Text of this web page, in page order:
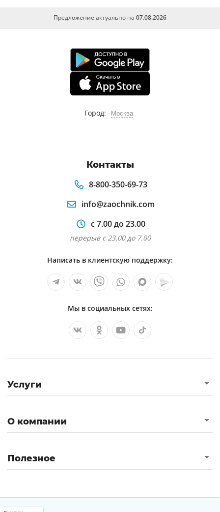
Предложение актуально на 07.08.2026
Город: Москва
Контакты
8-800-350-69-73
info@zaochnik.com
с 7.00 до 23.00
перерыв с 23.00 до 7.00
Написать в клиентскую поддержку:
Мы в социальных сетях:
Услуги
О компании
Полезное